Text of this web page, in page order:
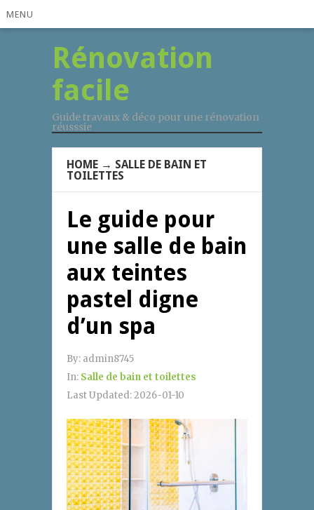
MENU
Rénovation
facile
Guide travaux & déco pour une rénovation
réusssie
HOME → SALLE DE BAIN ET
TOILETTES
Le guide pour
une salle de bain
aux teintes
pastel digne
d’un spa
By: admin8745
In: Salle de bain et toilettes
Last Updated:2026-01-10